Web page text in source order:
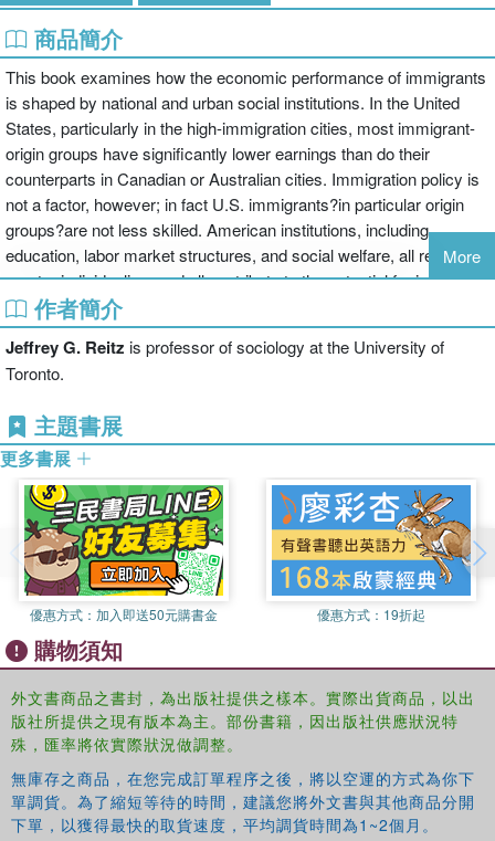
商品簡介
This book examines how the economic performance of immigrants
is shaped by national and urban social institutions. In the United
States, particularly in the high-immigration cities, most immigrant-
origin groups have significantly lower earnings than do their
counterparts in Canadian or Australian cities. Immigration policy is
not a factor, however; in fact U.S. immigrants?in particular origin
groups?are not less skilled. American institutions, including
education, labor market structures, and social welfare, all reflect
greater individualism and all contribute to the potential for inequality.
Resulting higher poverty rates for America's immigrants explains
their more extensive use of its weaker welfare system. Jeffrey
Reitz's social institutional approach projects the impact of
institutional restructuring?past and future?on the economic
More
作者簡介
Jeffrey G. Reitz is professor of sociology at the University of
Toronto.
主題書展
更多書展
優惠方式： 加入即送50元購書金 優惠方式： 19折起
購物須知
外文書商品之書封，為出版社提供之樣本。實際出貨商品，以出
版社所提供之現有版本為主。部份書籍，因出版社供應狀況特
殊，匯率將依實際狀況做調整。
無庫存之商品，在您完成訂單程序之後，將以空運的方式為你下
單調貨。為了縮短等待的時間，建議您將外文書與其他商品分開
下單，以獲得最快的取貨速度，平均調貨時間為1~2個月。